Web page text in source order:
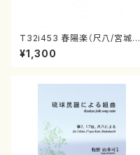
T32i453 春陽楽（尺八/宮城道
雄/楽譜）都山流公刊楽譜曲番:2
160
¥1,300